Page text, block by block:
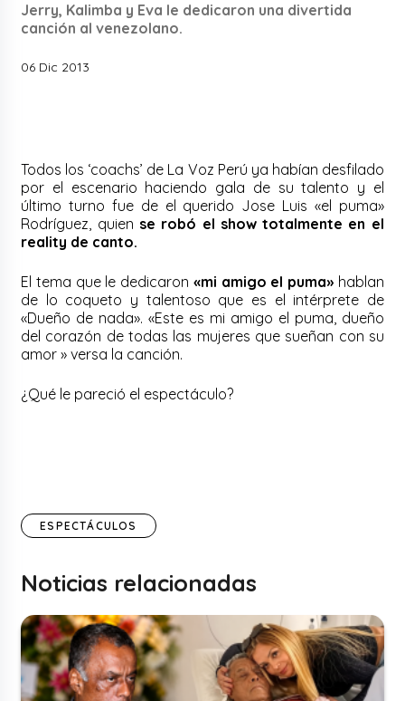
Jerry, Kalimba y Eva le dedicaron una divertida
canción al venezolano.
06 Dic 2013
Todos los ‘coachs’ de La Voz Perú ya habían desfilado
por el escenario haciendo gala de su talento y el
último turno fue de el querido Jose Luis «el puma»
Rodríguez, quien se robó el show totalmente en el
reality de canto.
El tema que le dedicaron «mi amigo el puma» hablan
de lo coqueto y talentoso que es el intérprete de
«Dueño de nada».«Este es mi amigo el puma, dueño
del corazón de todas las mujeres que sueñan con su
amor » versa la canción.
¿Qué le pareció el espectáculo?
ESPECTÁCULOS
Noticias relacionadas